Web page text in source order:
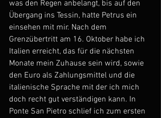
was den Regen anbelangt, bis auf den
Übergang ins Tessin, hatte Petrus ein
einsehen mit mir. Nach dem
Grenzübertritt am 16. Oktober habe ich
Italien erreicht, das für die nächsten
Monate mein Zuhause sein wird, sowie
den Euro als Zahlungsmittel und die
italienische Sprache mit der ich mich
doch recht gut verständigen kann. In
Ponte San Pietro schlief ich zum ersten